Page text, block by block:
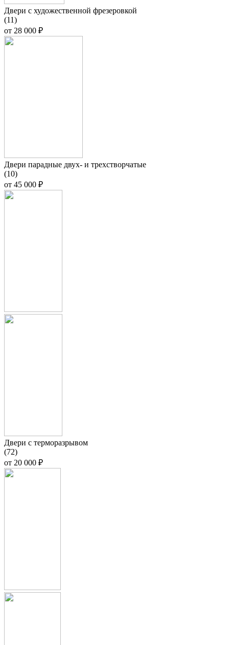
Двери с художественной фрезеровкой
(11)
от 28 000 ₽
Двери парадные двух- и трехстворчатые
(10)
от 45 000 ₽
Двери с терморазрывом
(72)
от 20 000 ₽